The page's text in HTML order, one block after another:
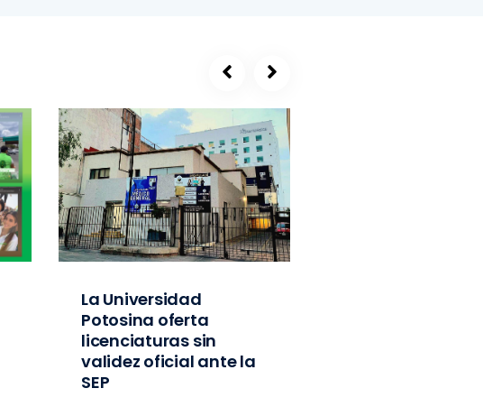
La Universidad
Potosina oferta
licenciaturas sin
validez oficial ante la
SEP